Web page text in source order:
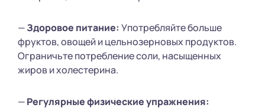
—Здоровое питание: Употребляйте больше
фруктов, овощей и цельнозерновых продуктов.
Ограничьте потребление соли, насыщенных
жиров и холестерина.
—Регулярные физические упражнения: